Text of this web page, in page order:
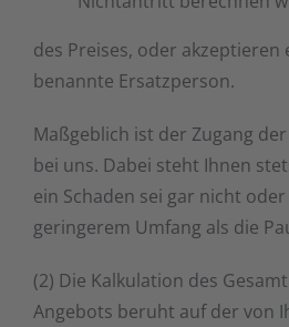
des Preises, oder akzeptieren
benannte Ersatzperson.
Maßgeblich ist der Zugang
bei uns. Dabei steht Ihnen
ein Schaden sei gar nicht
geringerem Umfang als die
(2) Die Kalkulation des
Angebots beruht auf der von